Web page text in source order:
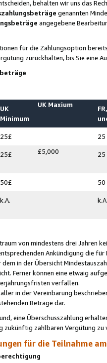
behalten wir uns das
genannten
angegebene
für die Zahlungsoption
zurückhalten, bis Sie
UK
Minimum
UK Maxium
25£ 25
25£ £5,000 25
50£ 50
k.A.
von mindestens drei Jahren
Ankündigung die
in der Übersicht
Ferner können eine etwaig
verfallen.
in der Vereinbarung
Beträge dar.
eine Überschusszahlung
zukünftig zahlbaren Vergütung zu
für die Teilnahme